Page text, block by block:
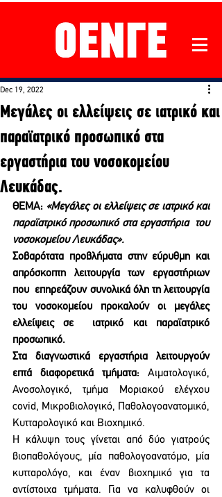
Μεγάλες οι ελλείψεις σε ιατρικό και
παραϊατρικό προσωπικό στα
εργαστήρια του νοσοκομείου
Λευκάδας.
Dec 19, 2022
ΘΕΜΑ: «Μεγάλες οι ελλείψεις σε ιατρικό και
παραϊατρικό προσωπικό στα εργαστήρια  του
νοσοκομείου Λευκάδας».
Σοβαρότατα προβλήματα στην εύρυθμη και
απρόσκοπτη λειτουργία των εργαστήριων
που  επηρεάζουν συνολικά όλη τη λειτουργία
του νοσοκομείου προκαλούν οι μεγάλες
ελλείψεις σε  ιατρικό και παραϊατρικό
προσωπικό.
Στα διαγνωστικά εργαστήρια λειτουργούν
επτά διαφορετικά τμήματα: Αιματολογικό,
Ανοσολογικό, τμήμα Μοριακού ελέγχου
covid, Μικροβιολογικό, Παθολογοανατομικό,
Κυτταρολογικό και Βιοχημικό.
Η κάλυψη τους γίνεται από δύο γιατρούς
βιοπαθολόγους, μία παθολογοανατόμο, μία
κυτταρολόγο, και έναν βιοχημικό για τα
αντίστοιχα τμήματα. Για να καλυφθούν οι